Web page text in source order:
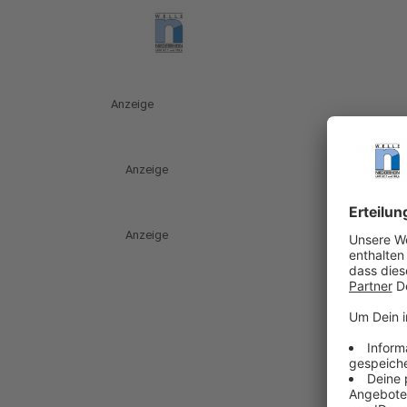
Anzeige
Anzeige
Anzeige